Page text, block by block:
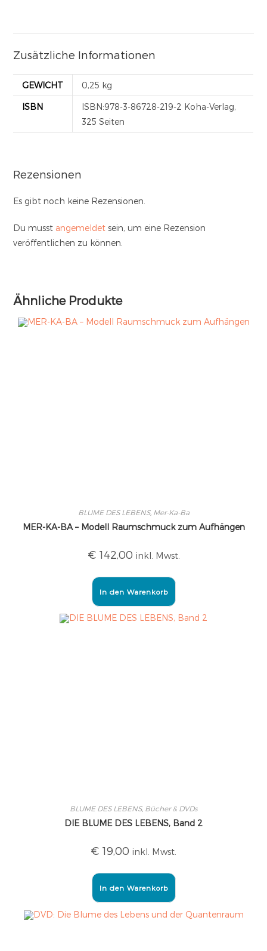
Zusätzliche Informationen
GEWICHT 0,25 kg
ISBN
ISBN:978-3-86728-219-2 Koha-Verlag,
325 Seiten
Rezensionen
Es gibt noch keine Rezensionen.
Du musst angemeldet sein, um eine Rezension
veröffentlichen zu können.
Ähnliche Produkte
BLUME DES LEBENS, Mer-Ka-Ba
MER-KA-BA – Modell Raumschmuck zum Aufhängen
€ 142,00 inkl. Mwst.
In den Warenkorb
BLUME DES LEBENS, Bücher & DVDs
DIE BLUME DES LEBENS, Band 2
€ 19,00 inkl. Mwst.
In den Warenkorb